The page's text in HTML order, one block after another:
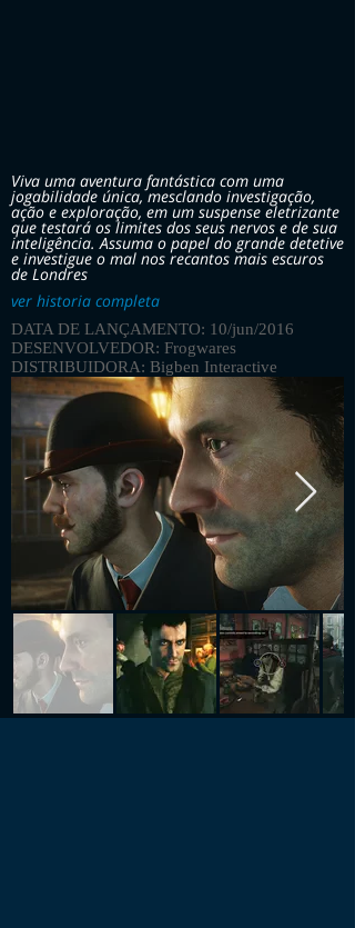
Viva uma aventura fantástica com uma
jogabilidade única, mesclando investigação,
ação e exploração, em um suspense eletrizante
que testará os limites dos seus nervos e de sua
inteligência. Assuma o papel do grande detetive
e investigue o mal nos recantos mais escuros
de Londres
ver historia completa
DATA DE LANÇAMENTO: 10/jun/2016
DESENVOLVEDOR: Frogwares
DISTRIBUIDORA: Bigben Interactive